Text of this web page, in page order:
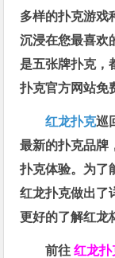
多样的扑克游戏
沉浸在您最喜欢
是五张牌扑克，
扑克官方网站免
红龙扑克巡
最新的扑克品牌
扑克体验。为了
红龙扑克做出了
更好的了解红龙
前往红龙扑